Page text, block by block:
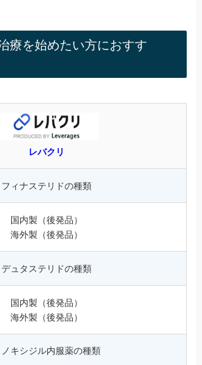
療を始めたい方におすす
レバクリ
フィナステリドの種類
国内製（後発品）
海外製（後発品）
デュタステリドの種類
国内製（後発品）
海外製（後発品）
ノキシジル内服薬の種類